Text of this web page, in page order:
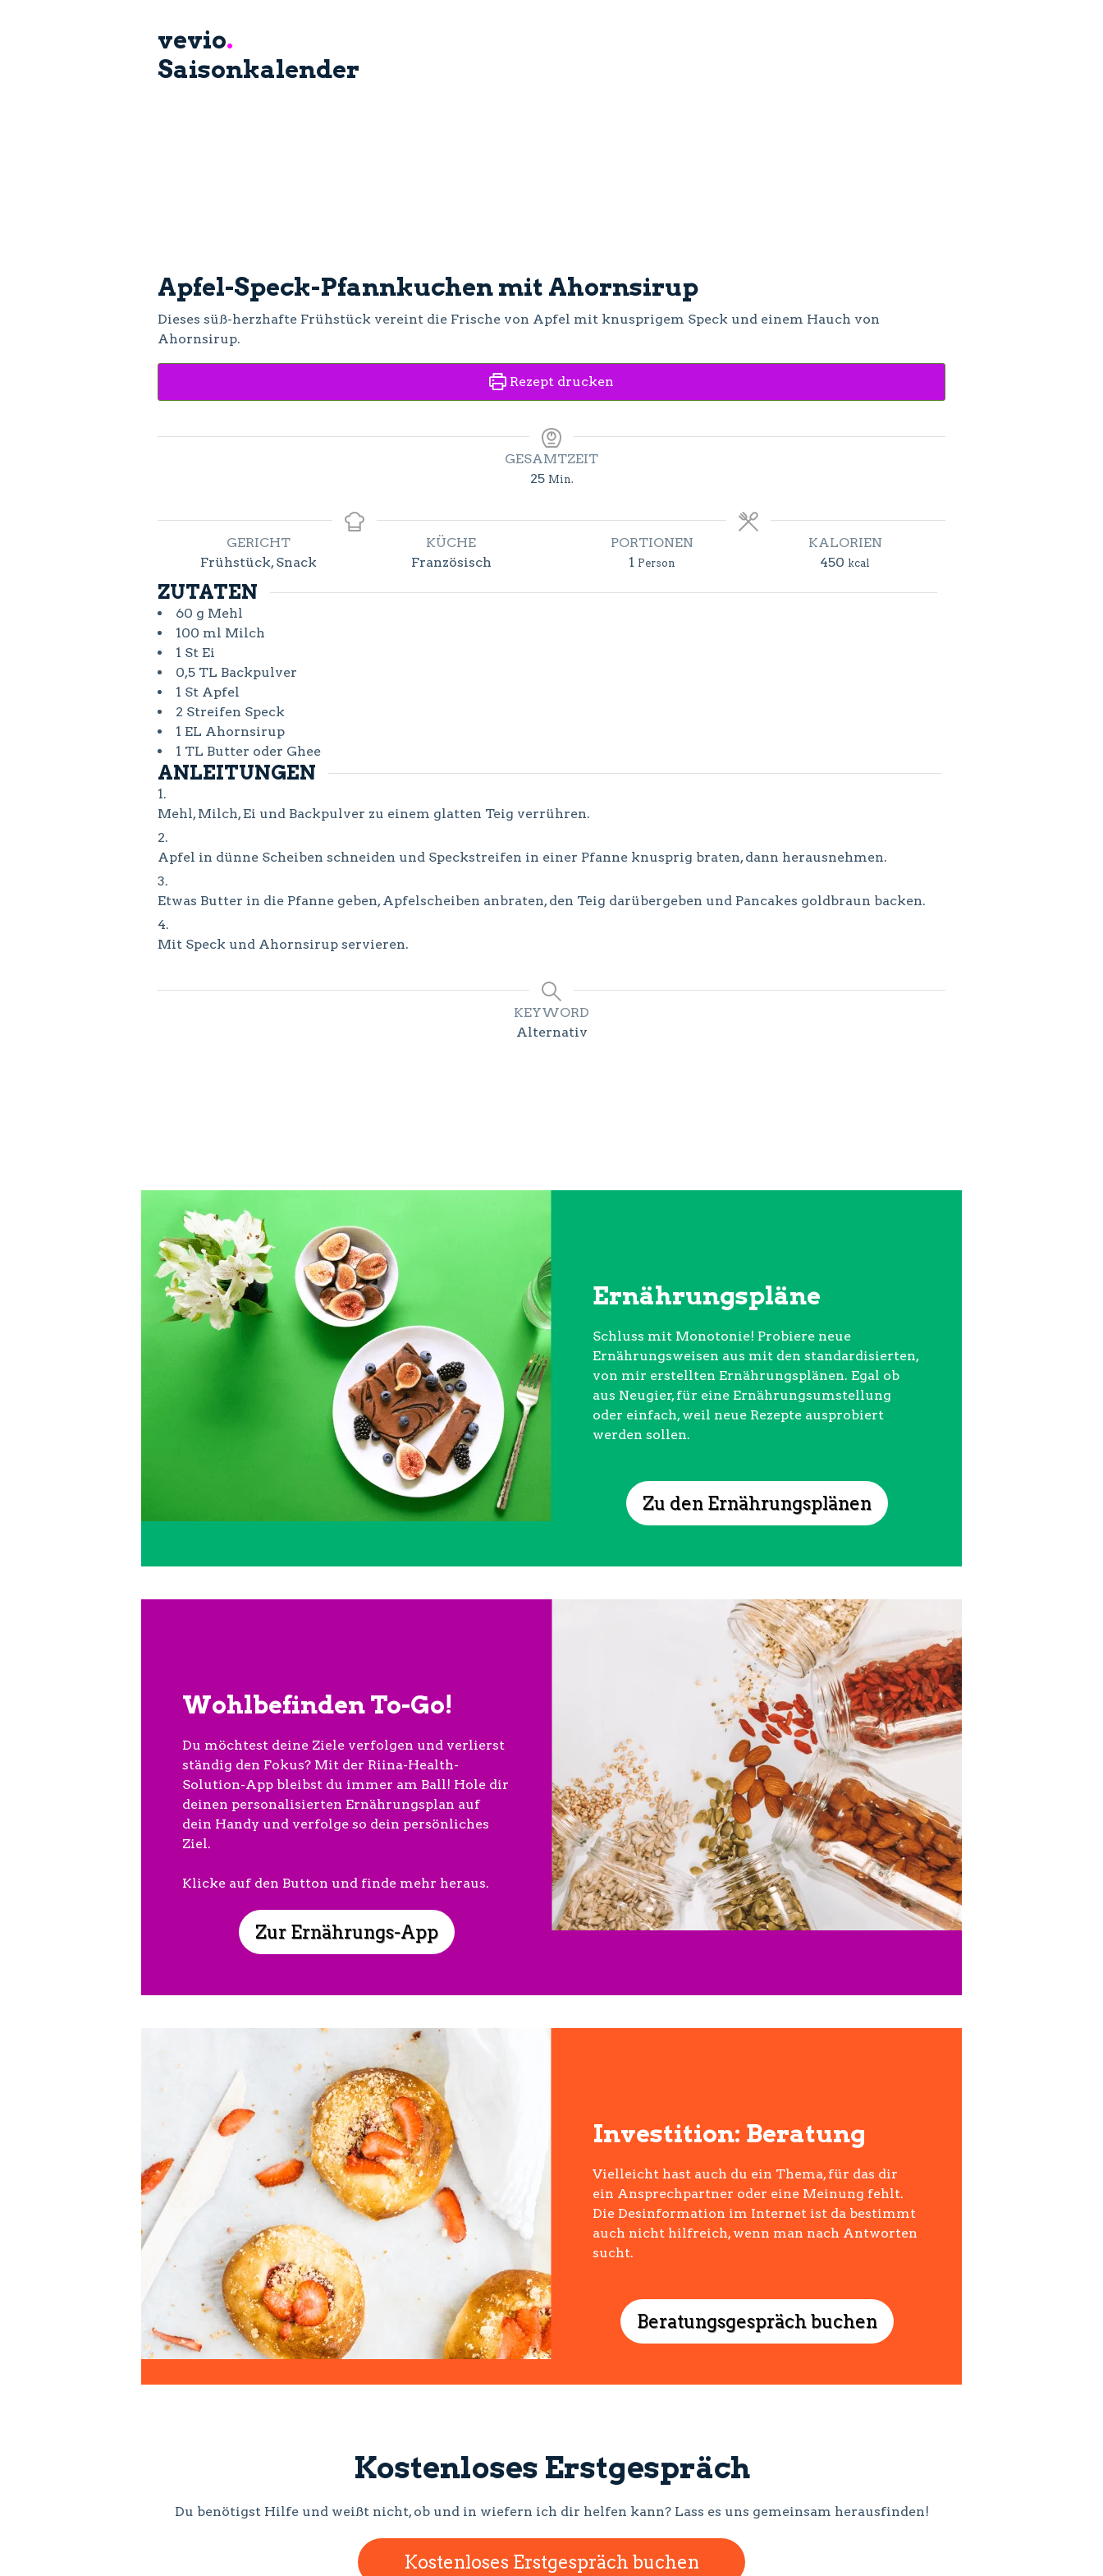
vevio.
Saisonkalender
Apfel-Speck-Pfannkuchen mit Ahornsirup
Dieses süß-herzhafte Frühstück vereint die Frische von Apfel mit knusprigem Speck und einem Hauch von
Ahornsirup.
Rezept drucken
GESAMTZEIT
25Minuten
Min.
GERICHT
Frühstück, Snack
KÜCHE
Französisch
PORTIONEN
1 Person
KALORIEN
450 kcal
ZUTATEN
60 g Mehl
100 ml Milch
1 St Ei
0,5 TL Backpulver
1 St Apfel
2 Streifen Speck
1 EL Ahornsirup
1 TL Butter oder Ghee
ANLEITUNGEN
Mehl, Milch, Ei und Backpulver zu einem glatten Teig verrühren.
Apfel in dünne Scheiben schneiden und Speckstreifen in einer Pfanne knusprig braten, dann herausnehmen.
Etwas Butter in die Pfanne geben, Apfelscheiben anbraten, den Teig darübergeben und Pancakes goldbraun backen.
Mit Speck und Ahornsirup servieren.
KEYWORD
Alternativ
Ernährungspläne
Schluss mit Monotonie! Probiere neue
Ernährungsweisen aus mit den standardisierten,
von mir erstellten Ernährungsplänen. Egal ob
aus Neugier, für eine Ernährungsumstellung
oder einfach, weil neue Rezepte ausprobiert
werden sollen.
Zu den Ernährungsplänen
Wohlbefinden To-Go!
Du möchtest deine Ziele verfolgen und verlierst
ständig den Fokus? Mit der Riina-Health-
Solution-App bleibst du immer am Ball! Hole dir
deinen personalisierten Ernährungsplan auf
dein Handy und verfolge so dein persönliches
Ziel.
Klicke auf den Button und finde mehr heraus.
Zur Ernährungs-App
Investition: Beratung
Vielleicht hast auch du ein Thema, für das dir
ein Ansprechpartner oder eine Meinung fehlt.
Die Desinformation im Internet ist da bestimmt
auch nicht hilfreich, wenn man nach Antworten
sucht.
Beratungsgespräch buchen
Kostenloses Erstgespräch
Du benötigst Hilfe und weißt nicht, ob und in wiefern ich dir helfen kann? Lass es uns gemeinsam herausfinden!
Kostenloses Erstgespräch buchen